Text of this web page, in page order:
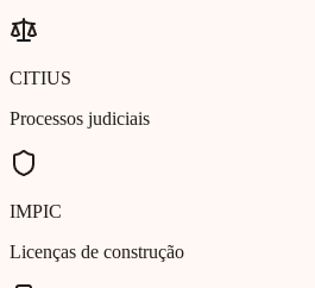
CITIUS
Processos judiciais
IMPIC
Licenças de construção